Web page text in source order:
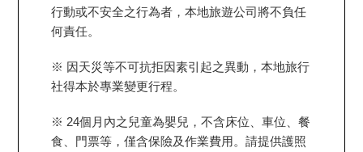
行動或不安全之行為者，本地旅遊公司將不負任
何責任。
※ 因天災等不可抗拒因素引起之異動，本地旅行
社得本於專業變更行程。
※ 24個月內之兒童為嬰兒，不含床位、車位、餐
食、門票等，僅含保險及作業費用。請提供護照